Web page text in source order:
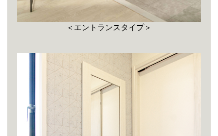
＜エントランスタイプ＞